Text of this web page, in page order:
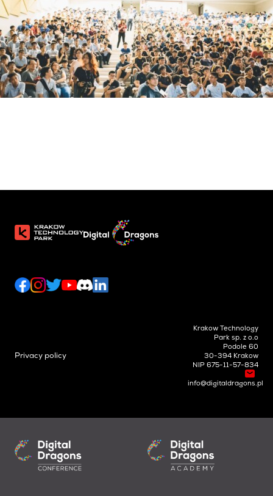
Privacy policy
Krakow Technology
Park sp. z o.o
Podole 60
30-394 Krakow
NIP 675-11-57-834
info@digitaldragons.pl